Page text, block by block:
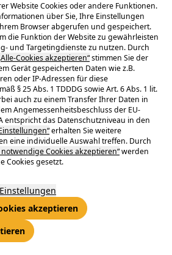
Website Cookies oder andere Funktionen.
über Sie, Ihre Einstellungen
Browser abgerufen und gespeichert.
die Funktion der Website zu gewährleisten
und Targetingdienste zu nutzen. Durch
Cookies akzeptieren“stimmen Sie der
Gerät gespeicherten Daten wie z.B.
oder IP-Adressen für diese
§ 25 Abs. 1 TDDDG sowie Art. 6 Abs. 1 lit.
auch zu einem Transfer Ihrer Daten in
Angemessenheitsbeschluss der EU-
entspricht das Datenschutzniveau in den
erhalten Sie weitere
eine individuelle Auswahl treffen. Durch
notwendige Cookies akzeptieren“werden
Cookies gesetzt.
Einstellungen
akzeptieren
Haushalte mit elektrischer Energie